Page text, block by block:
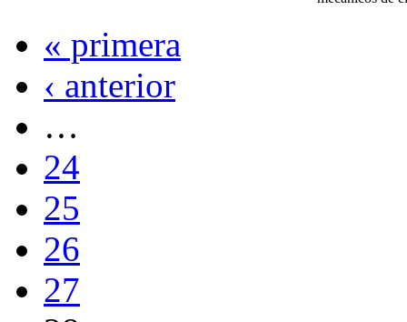
« primera
‹ anterior
…
24
25
26
27